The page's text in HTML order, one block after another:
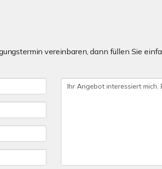
vereinbaren, dann füllen Sie